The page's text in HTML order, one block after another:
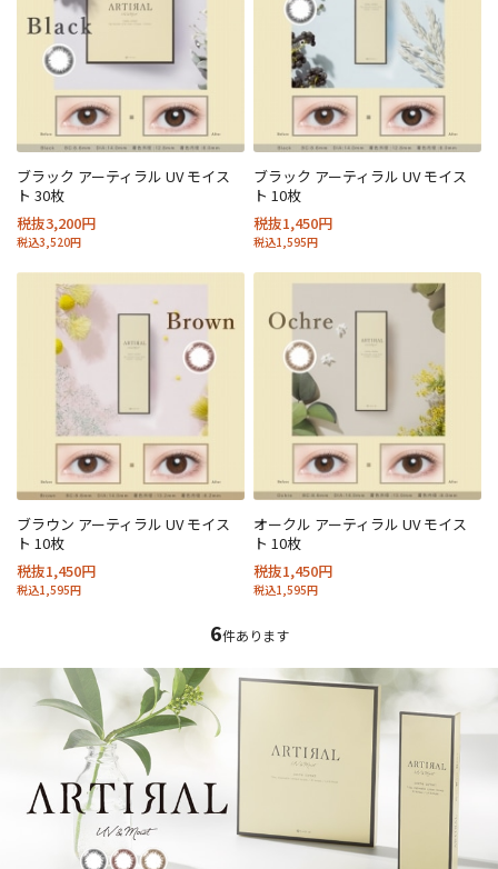
ブラック アーティラル UV モイス
ト 30枚
税抜3,200円
税込3,520円
ブラック アーティラル UV モイス
ト 10枚
税抜1,450円
税込1,595円
ブラウン アーティラル UV モイス
ト 10枚
税抜1,450円
税込1,595円
オークル アーティラル UV モイス
ト 10枚
税抜1,450円
税込1,595円
6件あります